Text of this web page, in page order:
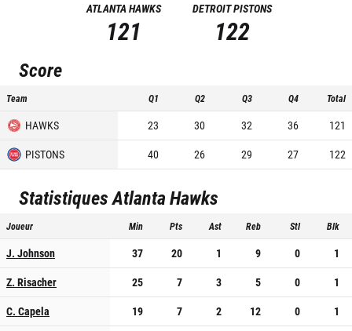
ATLANTA HAWKS
121
DETROIT PISTONS
122
Score
Team Q1 Q2 Q3 Q4 Total
HAWKS 23 30 32 36
121
PISTONS
40 26 29 27 122
StatistiquesAtlanta Hawks
Joueur Min Pts Ast Reb Stl Blk
J. Johnson 37 20 1 9 0
1
Z. Risacher
25 7 3 5 0
1
C. Capela
19 7 2 12 0
1